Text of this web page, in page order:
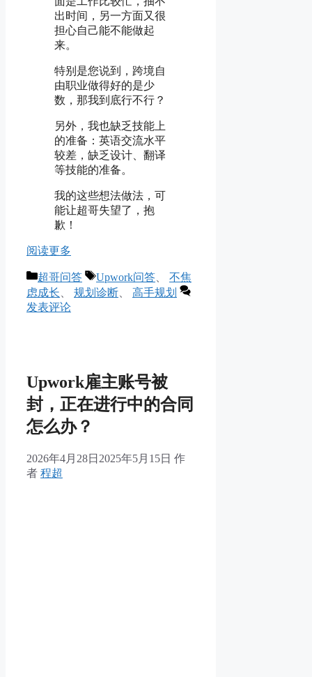
出时间，另一方面又很
担心自己能不能做起
来。
特别是您说到，跨境自
由职业做得好的是少
数，那我到底行不行？
另外，我也缺乏技能上
的准备：英语交流水平
较差，缺乏设计、翻译
等技能的准备。
我的这些想法做法，可
能让超哥失望了，抱
歉！
阅读更多
分
类
超哥问答
标
签
Upwork问答
不焦
虑成长
规划诊断
高手规划
发表评论
Upwork雇主账号被
封，正在进行中的合同
怎么办？
2026年4月28日 2025年5月15日 作
者 程超